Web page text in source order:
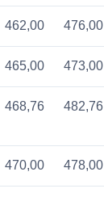
462,00 476,00
465,00 473,00
468,76 482,76
470,00 478,00